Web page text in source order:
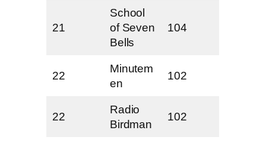
21
School
of Seven
Bells
104
22
Minutem
en
102
22
Radio
Birdman
102